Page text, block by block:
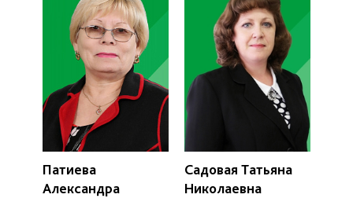
Патиева
Александра
Садовая Татьяна
Николаевна